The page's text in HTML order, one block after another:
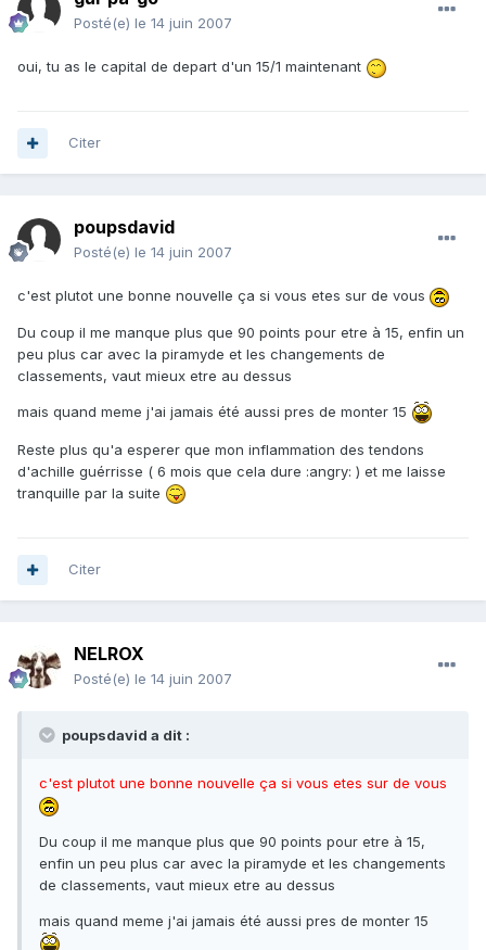
Posté(e) le 14 juin 2007
oui, tu as le capital de depart d'un 15/1 maintenant
Citer
poupsdavid
Posté(e) le 14 juin 2007
c'est plutot une bonne nouvelle ça si vous etes sur de vous
Du coup il me manque plus que 90 points pour etre à 15, enfin un
peu plus car avec la piramyde et les changements de
classements, vaut mieux etre au dessus
mais quand meme j'ai jamais été aussi pres de monter 15
Reste plus qu'a esperer que mon inflammation des tendons
d'achille guérrisse ( 6 mois que cela dure :angry: ) et me laisse
tranquille par la suite
Citer
NELROX
Posté(e) le 14 juin 2007
poupsdavid a dit :
c'est plutot une bonne nouvelle ça si vous etes sur de vous
Du coup il me manque plus que 90 points pour etre à 15,
enfin un peu plus car avec la piramyde et les changements
de classements, vaut mieux etre au dessus
mais quand meme j'ai jamais été aussi pres de monter 15